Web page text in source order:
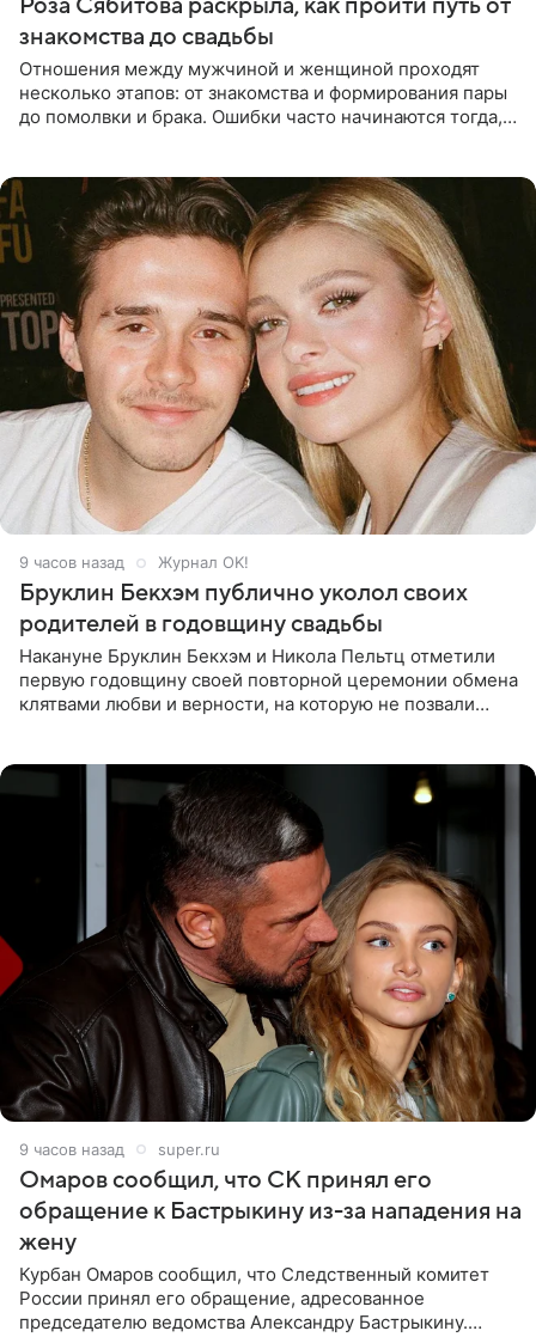
Роза Сябитова раскрыла, как пройти путь от
знакомства до свадьбы
Отношения между мужчиной и женщиной проходят
несколько этапов: от знакомства и формирования пары
до помолвки и брака. Ошибки часто начинаются тогда,
9 часов назад Журнал OK!
Бруклин Бекхэм публично уколол своих
родителей в годовщину свадьбы
Накануне Бруклин Бекхэм и Никола Пельтц отметили
первую годовщину своей повторной церемонии обмена
клятвами любви и верности, на которую не позвали
9 часов назад super.ru
Омаров сообщил, что СК принял его
обращение к Бастрыкину из-за нападения на
жену
Курбан Омаров сообщил, что Следственный комитет
России принял его обращение, адресованное
председателю ведомства Александру Бастрыкину.